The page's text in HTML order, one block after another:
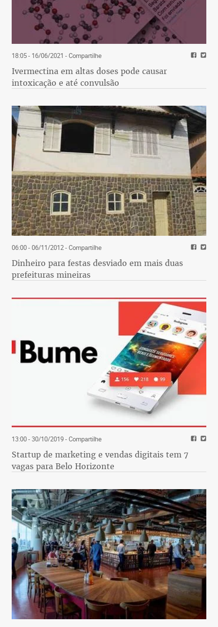
18:05 - 16/06/2021 - Compartilhe
Ivermectina em altas doses pode causar
intoxicação e até convulsão
06:00 - 06/11/2012- Compartilhe
Dinheiro para festas desviado em mais duas
prefeituras mineiras
13:00 - 30/10/2019- Compartilhe
Startup de marketing e vendas digitais tem 7
vagas para Belo Horizonte